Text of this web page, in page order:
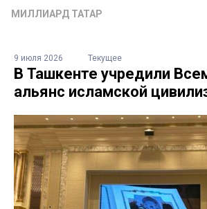
МИЛЛИАРД ТАТАР
9 июля 2026 Текущее
В Ташкенте учредили
альянс исламской